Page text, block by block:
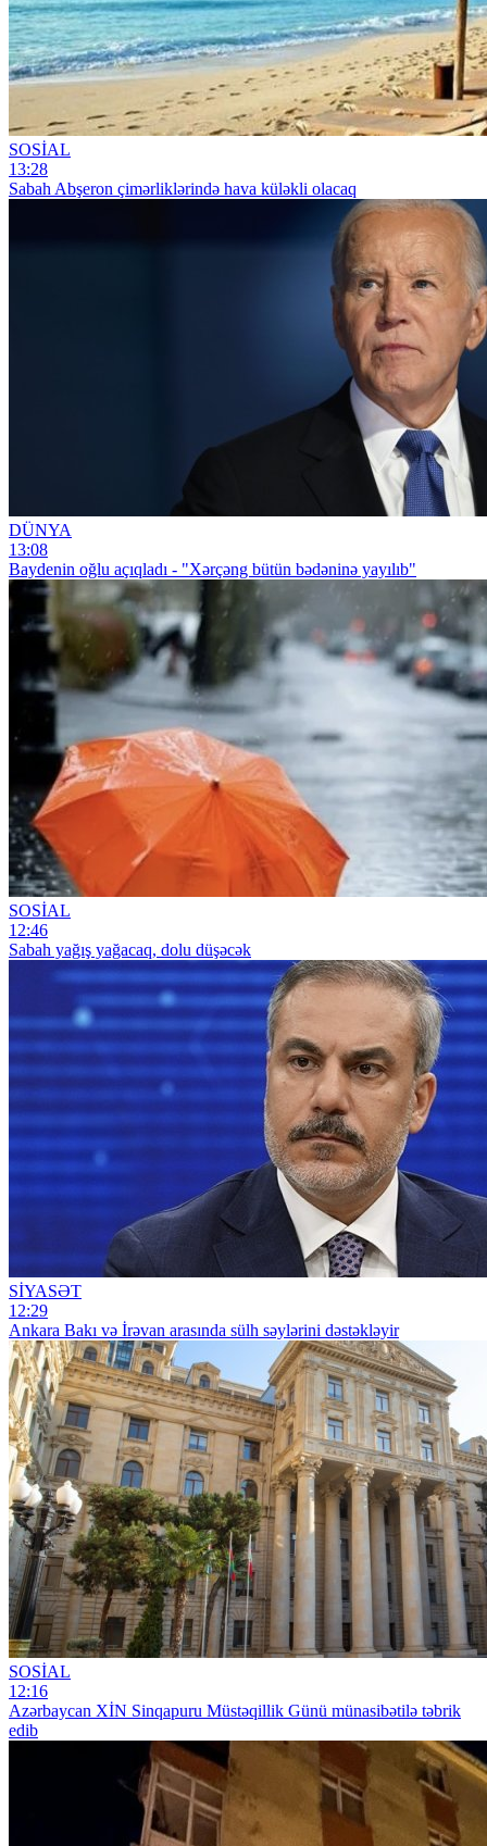
SOSİAL
13:28
Sabah Abşeron çimərliklərində hava küləkli olacaq
DÜNYA
13:08
Baydenin oğlu açıqladı - "Xərçəng bütün bədəninə yayılıb"
SOSİAL
12:46
Sabah yağış yağacaq, dolu düşəcək
SİYASƏT
12:29
Ankara Bakı və İrəvan arasında sülh səylərini dəstəkləyir
SOSİAL
12:16
Azərbaycan XİN Sinqapuru Müstəqillik Günü münasibətilə təbrik
edib